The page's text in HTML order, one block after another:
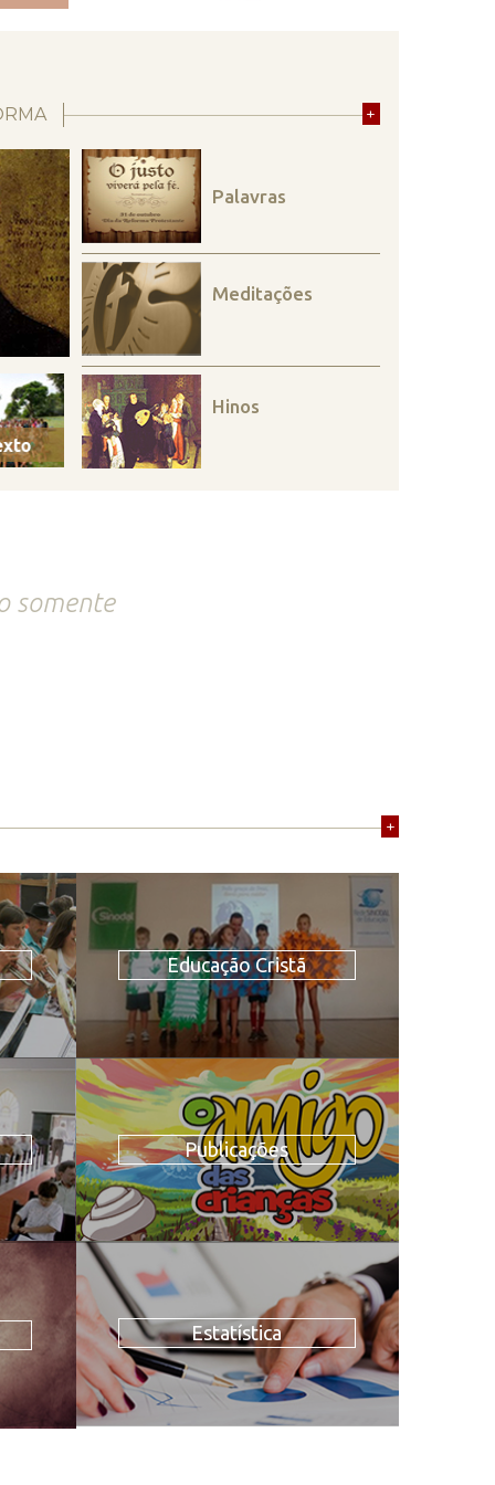
+
Palavras
Meditações
Hinos
somente
+
Educação Cristã
Publicações
Estatística